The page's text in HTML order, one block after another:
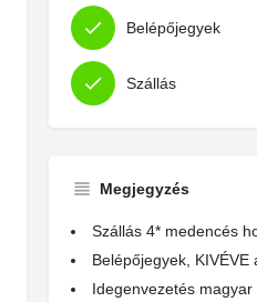
Belépőjegyek
Szállás
Megjegyzés
Szállás 4* medencés
Belépőjegyek, KIVÉVE
Idegenvezetés